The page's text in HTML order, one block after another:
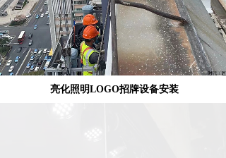
亮化照明LOGO招牌设备安装